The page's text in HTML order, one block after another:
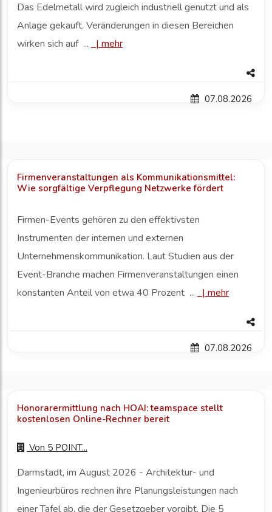
Das Edelmetall wird zugleich industriell genutzt und als
Anlage gekauft. Veränderungen in diesen Bereichen
wirken sich auf ...
| mehr
07.08.2026
Firmenveranstaltungen als Kommunikationsmittel:
Wie sorgfältige Verpflegung Netzwerke fördert
Firmen-Events gehören zu den effektivsten
Instrumenten der internen und externen
Unternehmenskommunikation. Laut Studien aus der
Event-Branche machen Firmenveranstaltungen einen
konstanten Anteil von etwa 40 Prozent ...
| mehr
07.08.2026
Honorarermittlung nach HOAI: teamspace stellt
kostenlosen Online-Rechner bereit
Von 5 POINT...
Darmstadt, im August 2026 - Architektur- und
Ingenieurbüros rechnen ihre Planungsleistungen nach
einer Tafel ab, die der Gesetzgeber vorgibt. Die 5